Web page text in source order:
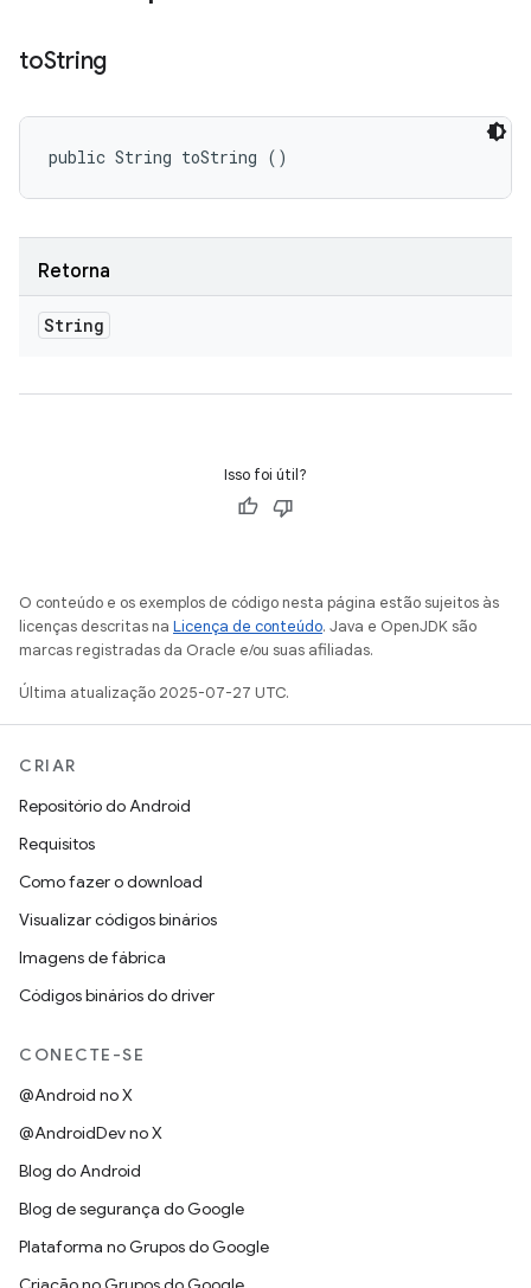
toString
public String toString ()
Retorna
String
Isso foi útil?
O conteúdo e os exemplos de código nesta página estão sujeitos às
licenças descritas na Licença de conteúdo. Java e OpenJDK são
marcas registradas da Oracle e/ou suas afiliadas.
Última atualização 2025-07-27 UTC.
CRIAR
Repositório do Android
Requisitos
Como fazer o download
Visualizar códigos binários
Imagens de fábrica
Códigos binários do driver
CONECTE-SE
@Android no X
@AndroidDev no X
Blog do Android
Blog de segurança do Google
Plataforma no Grupos do Google